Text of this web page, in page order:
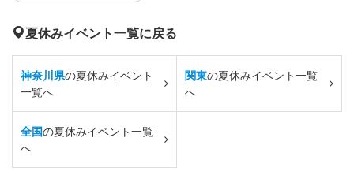
夏休みイベント一覧に戻る
神奈川県の夏休みイベント
一覧へ
関東の夏休みイベント一覧
へ
全国の夏休みイベント一覧
へ